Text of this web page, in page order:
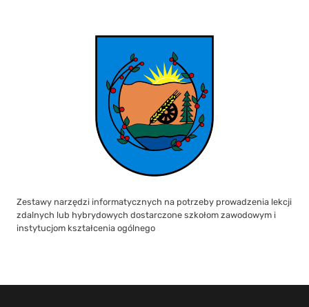
Zestawy narzędzi informatycznych na potrzeby prowadzenia lekcji
zdalnych lub hybrydowych dostarczone szkołom zawodowym i
instytucjom kształcenia ogólnego